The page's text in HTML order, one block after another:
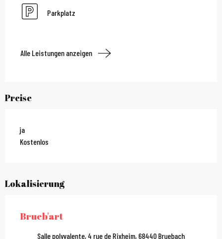
Parkplatz
Alle Leistungen anzeigen
Preise
ja
Kostenlos
Lokalisierung
Brueb'art
Salle polyvalente, 4 rue de Rixheim, 68440 Bruebach